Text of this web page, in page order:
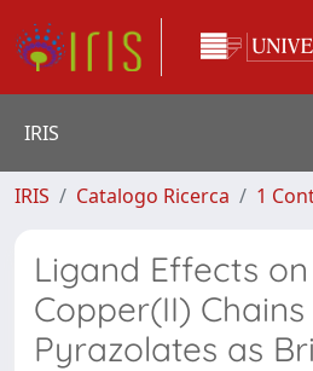
IRIS
IRIS Catalogo Ricerca 1
Ligand Effects
Copper(II)
Pyrazolates as